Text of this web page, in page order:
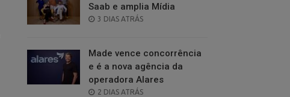
Saab e amplia Mídia
POSTED
3 DIAS ATRÁS
Made vence concorrência
e é a nova agência da
operadora Alares
POSTED
2 DIAS ATRÁS